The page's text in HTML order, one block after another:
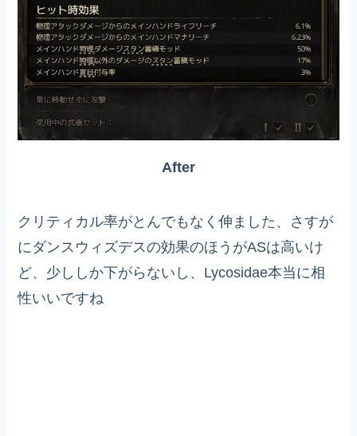
After
クリティカル率がとんでもなく伸ました、さすが
にダンスウィズデスの効果のほうがASは高いけ
ど、少ししか下がらないし、Lycosidae本当に相
性いいですね